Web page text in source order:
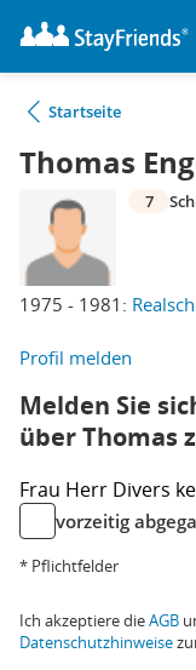
Startseite
Thomas
1975 - 1981:
7
Profil melden
Melden Sie
über Thomas
Frau Herr Divers
vorzeitig
* Pflichtfelder
Ich akzeptiere dieAGB
Datenschutzhinweise